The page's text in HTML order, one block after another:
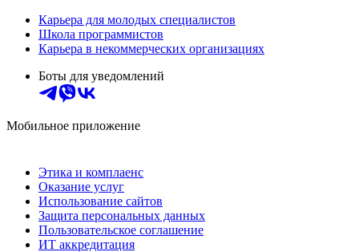
Карьера для молодых специалистов
Школа программистов
Карьера в некоммерческих организациях
Боты для уведомлений
Мобильное приложение
Этика и комплаенс
Оказание услуг
Использование сайтов
Защита персональных данных
Пользовательское соглашение
ИТ аккредитация